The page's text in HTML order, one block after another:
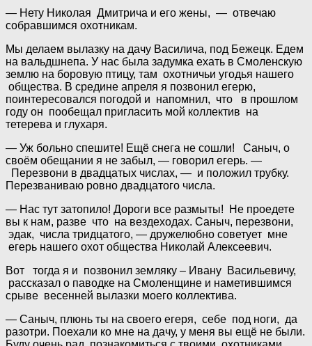
— Нету Николая Дмитрича и его жены, — отвечаю
собравшимся охотникам.
Мы делаем вылазку на дачу Василича, под Бежецк. Едем
на вальдшнепа. У нас была задумка ехать в Смоленскую
землю на боровую птицу, там охотничьи угодья нашего
общества. В средине апреля я позвонил егерю,
поинтересовался погодой и напомнил, что в прошлом
году он пообещал пригласить мой коллектив на
тетерева и глухаря.
— Уж больно спешите! Ещё снега не сошли! Саныч, о
своём обещании я не забыл, — говорил егерь. —
Перезвони в двадцатых числах, — и положил трубку.
Перезваниваю ровно двадцатого числа.
— Нас тут затопило! Дороги все размыты! Не проедете
вы к нам, разве что на вездеходах. Саныч, перезвони,
эдак, числа тридцатого, — дружелюбно советует мне
егерь нашего охот общества Николай Алексеевич.
Вот тогда я и позвонил земляку – Ивану Васильевичу,
рассказал о паводке на Смоленщине и наметившимся
срыве весенней вылазки моего коллектива.
— Саныч, плюнь ты на своего егеря, себе под ноги, да
разотри. Поехали ко мне на дачу, у меня вы ещё не были.